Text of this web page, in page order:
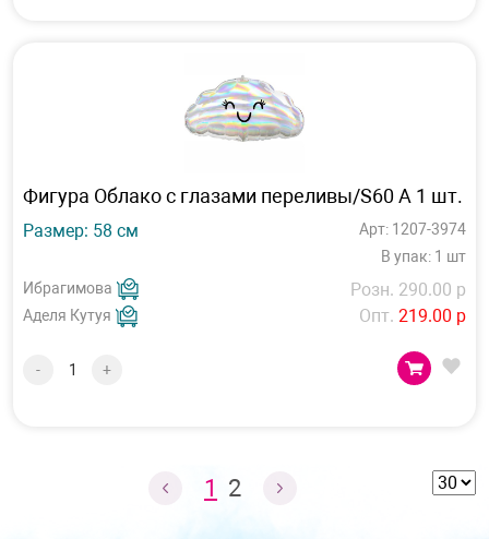
Фигура Облако с глазами переливы/S60 А 1 шт.
Размер: 58 см
Арт: 1207-3974
В упак: 1 шт
Ибрагимова
Аделя Кутуя
Розн. 290.00 р
Опт. 219.00 р
- +
1 2